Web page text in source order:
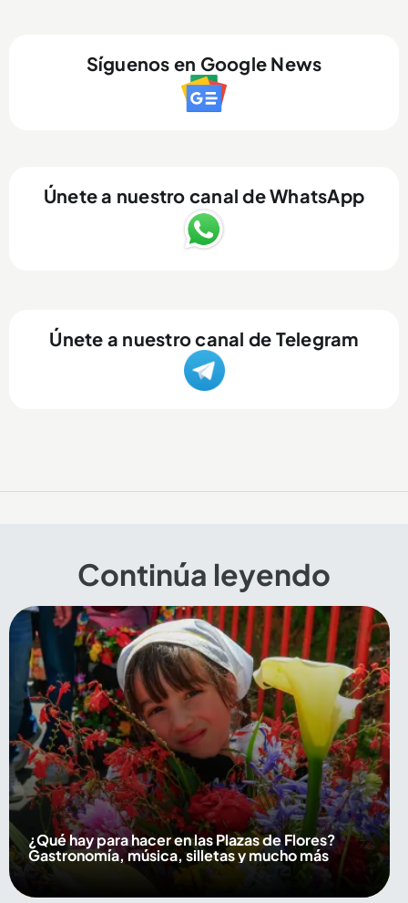
Síguenos en Google News
Únete a nuestro canal de WhatsApp
Únete a nuestro canal de Telegram
Continúa leyendo
¿Qué hay para hacer en las Plazas de Flores?
Gastronomía, música, silletas y mucho más